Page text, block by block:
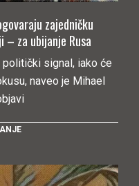
zajedničku
– za ubijanje Rusa
politički signal, iako će
naveo je Mihael